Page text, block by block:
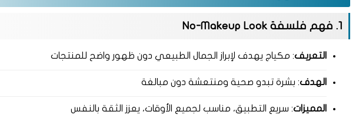
1. فهم فلسفة No-Makeup Look
التعريف: مكياج يهدف لإبراز الجمال الطبيعي دون ظهور واضح للمنتجات
الهدف: بشرة تبدو صحية ومنتعشة دون مبالغة
المميزات: سريع التطبيق، مناسب لجميع الأوقات، يعزز الثقة بالنفس